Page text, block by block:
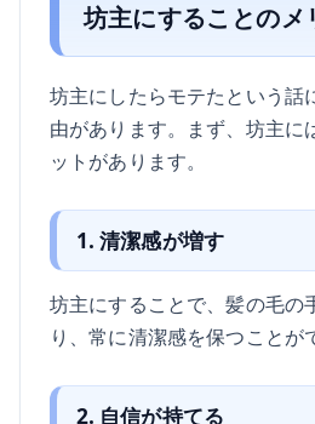
坊主にすることのメ
坊主にしたらモテたという話
由があります。まず、坊主に
ットがあります。
1. 清潔感が増す
坊主にすることで、髪の毛の
り、常に清潔感を保つことが
2. 自信が持てる